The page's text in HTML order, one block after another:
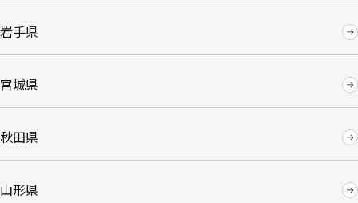
岩手県
宮城県
秋田県
山形県